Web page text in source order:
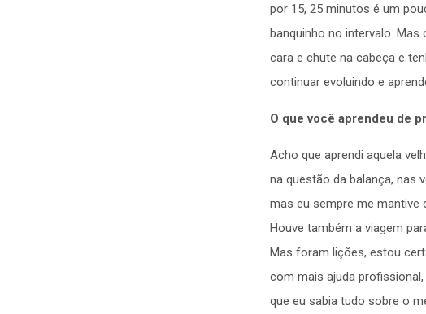
por 15, 25 minutos é um
banquinho no intervalo.
cara e chute na cabeça e
continuar evoluindo e
O que você aprendeu de
Acho que aprendi aquela
na questão da balança, nas
mas eu sempre me mantive
Houve também a viagem
Mas foram lições, estou
com mais ajuda
que eu sabia tudo sobre o